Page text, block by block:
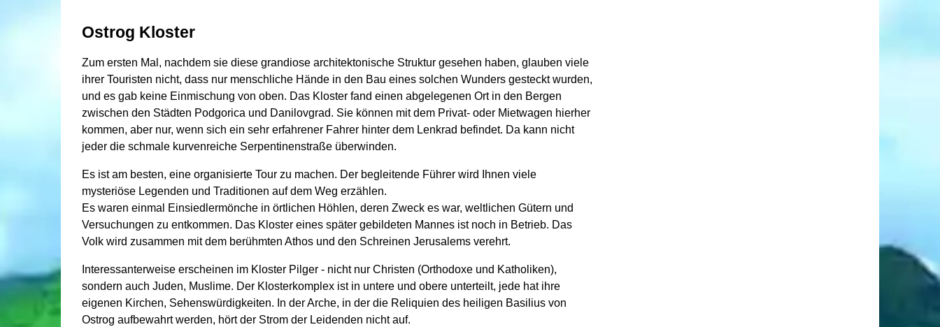
Ostrog Kloster
Zum ersten Mal, nachdem sie diese grandiose architektonische Struktur gesehen haben, glauben viele
ihrer Touristen nicht, dass nur menschliche Hände in den Bau eines solchen Wunders gesteckt wurden,
und es gab keine Einmischung von oben. Das Kloster fand einen abgelegenen Ort in den Bergen
zwischen den Städten Podgorica und Danilovgrad. Sie können mit dem Privat- oder Mietwagen hierher
kommen, aber nur, wenn sich ein sehr erfahrener Fahrer hinter dem Lenkrad befindet. Da kann nicht
jeder die schmale kurvenreiche Serpentinenstraße überwinden.
Es ist am besten, eine organisierte Tour zu machen. Der begleitende Führer wird Ihnen viele
mysteriöse Legenden und Traditionen auf dem Weg erzählen.
Es waren einmal Einsiedlermönche in örtlichen Höhlen, deren Zweck es war, weltlichen Gütern und
Versuchungen zu entkommen. Das Kloster eines später gebildeten Mannes ist noch in Betrieb. Das
Volk wird zusammen mit dem berühmten Athos und den Schreinen Jerusalems verehrt.
Interessanterweise erscheinen im Kloster Pilger - nicht nur Christen (Orthodoxe und Katholiken),
sondern auch Juden, Muslime. Der Klosterkomplex ist in untere und obere unterteilt, jede hat ihre
eigenen Kirchen, Sehenswürdigkeiten. In der Arche, in der die Reliquien des heiligen Basilius von
Ostrog aufbewahrt werden, hört der Strom der Leidenden nicht auf.